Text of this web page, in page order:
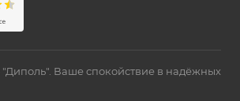
Ваше спокойствие в надёжных